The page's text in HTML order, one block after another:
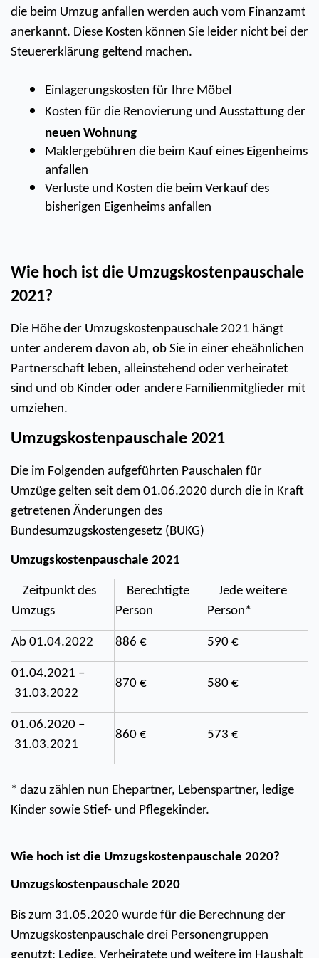
die beim Umzug anfallen werden auch vom Finanzamt
anerkannt. Diese Kosten können Sie leider nicht bei der
Steuererklärung geltend machen.
Einlagerungskosten für Ihre Möbel
neuen Wohnung
Maklergebühren die beim Kauf eines Eigenheims
anfallen
Verluste und Kosten die beim Verkauf des
bisherigen Eigenheims anfallen
Wie hoch ist die Umzugskostenpauschale
2021?
Die Höhe der Umzugskostenpauschale 2021 hängt
unter anderem davon ab, ob Sie in einer eheähnlichen
Partnerschaft leben, alleinstehend oder verheiratet
sind und ob Kinder oder andere Familienmitglieder mit
umziehen.
Umzugskostenpauschale 2021
Die im Folgenden aufgeführten Pauschalen für
Umzüge gelten seit dem 01.06.2020 durch die in Kraft
getretenen Änderungen des
Bundesumzugskostengesetz (BUKG)
Umzugskostenpauschale 2021
Zeitpunkt des
Umzugs
Berechtigte
Person
Jede weitere
Person*
Ab 01.04.2022 886 € 590 €
01.04.2021 –
31.03.2022
870 € 580 €
01.06.2020 –
31.03.2021
860 € 573 €
* dazu zählen nun Ehepartner, Lebenspartner, ledige
Kinder sowie Stief- und Pflegekinder.
Wie hoch ist die Umzugskostenpauschale 2020?
Umzugskostenpauschale 2020
Bis zum 31.05.2020 wurde für die Berechnung der
Umzugskostenpauschale drei Personengruppen
genutzt: Ledige, Verheiratete und weitere im Haushalt